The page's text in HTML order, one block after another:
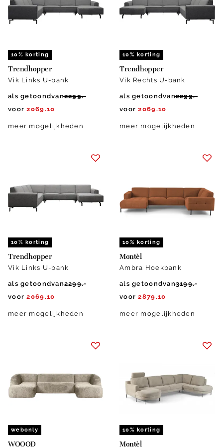
10% korting
Trendhopper
Vik Links U-bank
als getoondvan2299.-
voor 2069.10
meer mogelijkheden
10% korting
Trendhopper
Vik Rechts U-bank
als getoondvan2299.-
voor 2069.10
meer mogelijkheden
10% korting
Trendhopper
Vik Links U-bank
als getoondvan2299.-
voor 2069.10
meer mogelijkheden
10% korting
Montèl
Ambra Hoekbank
als getoondvan3199.-
voor 2879.10
meer mogelijkheden
webonly
WOOOD
10% korting
Montèl